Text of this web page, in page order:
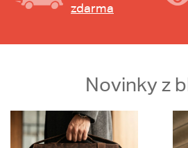
zdarma
Novinky z